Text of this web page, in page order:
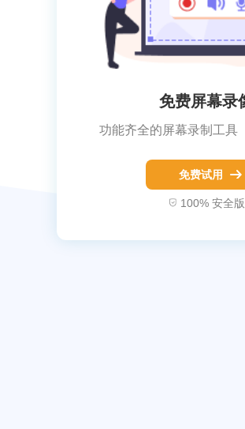
免费屏幕录
功能齐全的屏幕录制工具
免费试用
100% 安全版